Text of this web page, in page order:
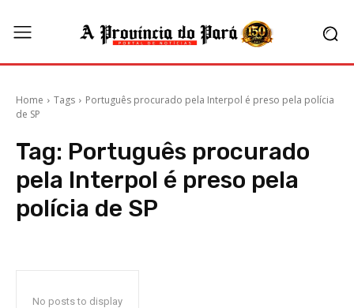
Home Tags
Português procurado pela Interpol é preso pela polícia
de SP
Tag: Português procurado
pela Interpol é preso pela
polícia de SP
No posts to display